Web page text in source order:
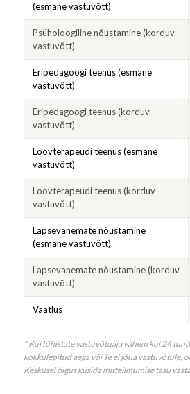
(esmane vastuvõtt)
Psüholoogiline nõustamine (korduv
vastuvõtt)
Eripedagoogi teenus (esmane
vastuvõtt)
Eripedagoogi teenus (korduv
vastuvõtt)
Loovterapeudi teenus (esmane
vastuvõtt)
Loovterapeudi teenus (korduv
vastuvõtt)
Lapsevanemate nõustamine
(esmane vastuvõtt)
Lapsevanemate nõustamine (korduv
vastuvõtt)
Vaatlus
* Kui tühistate vastuvõtuaja vähem kui 24
kokkulepitud aega või Te ei jõua vastuvõtule,
Keskusel õigus küsida mitteilmumise tasu